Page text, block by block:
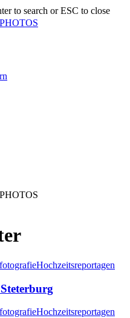
to search or ESC to close
Hochzeitsreportagen
Hochzeitsreportagen